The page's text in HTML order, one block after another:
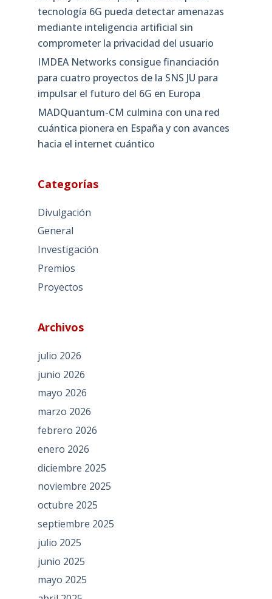
tecnología 6G pueda detectar amenazas
mediante inteligencia artificial sin
comprometer la privacidad del usuario
IMDEA Networks consigue financiación
para cuatro proyectos de la SNS JU para
impulsar el futuro del 6G en Europa
MADQuantum-CM culmina con una red
cuántica pionera en España y con avances
hacia el internet cuántico
Categorías
Divulgación
General
Investigación
Premios
Proyectos
Archivos
julio 2026
junio 2026
mayo 2026
marzo 2026
febrero 2026
enero 2026
diciembre 2025
noviembre 2025
octubre 2025
septiembre 2025
julio 2025
junio 2025
mayo 2025